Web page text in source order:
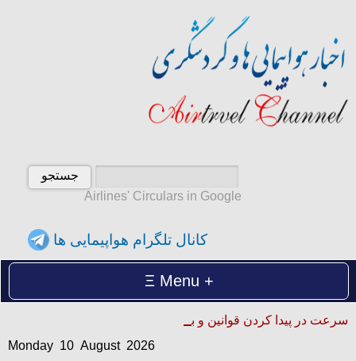
Airlines' Circulars in Google
کانال تلگرام هواپیمایی ها
Menu
سرعت در پیدا کردن قوانین و بخشنامه ها
Monday 10 August 2026
Monday 10 August 2026